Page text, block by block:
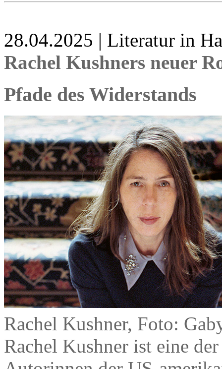
28.04.2025 | Literatur in
Rachel Kushners neuer
Pfade des Widerstands
Rachel Kushner, Foto:
Rachel Kushner ist eine